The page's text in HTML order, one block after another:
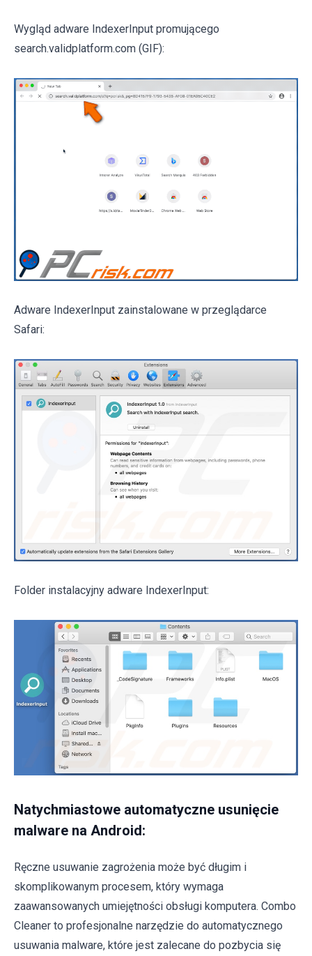
Wygląd adware IndexerInput promującego
search.validplatform.com (GIF):
Adware IndexerInput zainstalowane w przeglądarce
Safari:
Folder instalacyjny adware IndexerInput:
Natychmiastowe automatyczne usunięcie
malware na Android:
Ręczne usuwanie zagrożenia może być długim i
skomplikowanym procesem, który wymaga
zaawansowanych umiejętności obsługi komputera. Combo
Cleaner to profesjonalne narzędzie do automatycznego
usuwania malware, które jest zalecane do pozbycia się